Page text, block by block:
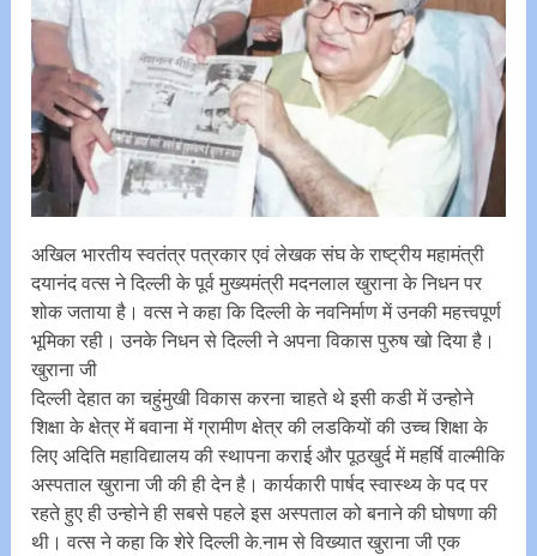
अखिल भारतीय स्वतंत्र पत्रकार एवं लेखक संघ के राष्ट्रीय महामंत्री
दयानंद वत्स ने दिल्ली के पूर्व मुख्यमंत्री मदनलाल खुराना के निधन पर
शोक जताया है। वत्स ने कहा कि दिल्ली के नवनिर्माण में उनकी महत्त्वपूर्ण
भूमिका रही। उनके निधन से दिल्ली ने अपना विकास पुरुष खो दिया है।
खुराना जी
दिल्ली देहात का चहुंमुखी विकास करना चाहते थे इसी कडी में उन्होने
शिक्षा के क्षेत्र में बवाना में ग्रामीण क्षेत्र की लडकियों की उच्च शिक्षा के
लिए अदिति महाविद्यालय की स्थापना कराई और पूठखुर्द में महर्षि वाल्मीकि
अस्पताल खुराना जी की ही देन है। कार्यकारी पार्षद स्वास्थ्य के पद पर
रहते हुए ही उन्होने ही सबसे पहले इस अस्पताल को बनाने की घोषणा की
थी। वत्स ने कहा कि शेरे दिल्ली के.नाम से विख्यात खुराना जी एक